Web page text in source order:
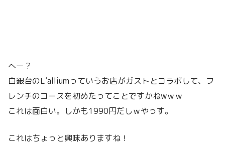
へー？
白銀台のL’alliumっていうお店がガストとコラボして、フ
レンチのコースを初めたってことですかねwｗｗ
これは面白い。しかも1990円だしｗやっす。
これはちょっと興味ありますね！